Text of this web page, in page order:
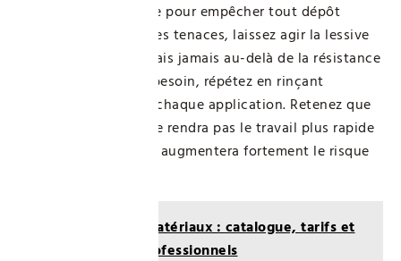
passez une microfibre pour empêcher tout dépôt
alcalin. Pour les taches tenaces, laissez agir la lessive
quelques minutes, mais jamais au-delà de la résistance
du support peint. Si besoin, répétez en rinçant
abondamment entre chaque application. Retenez que
surdoser le produit ne rendra pas le travail plus rapide
ni plus efficace, mais augmentera fortement le risque
VM Matériaux : catalogue, tarifs et
solutions pour professionnels